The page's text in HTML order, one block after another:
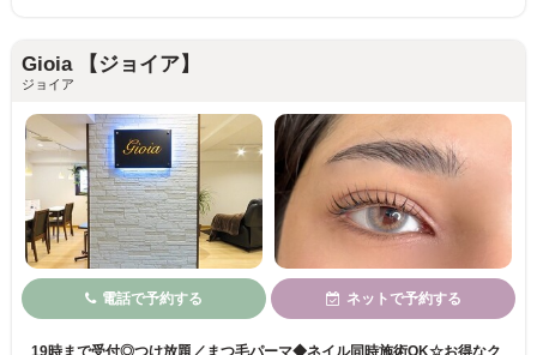
Gioia 【ジョイア】
ジョイア
電話で予約する ネットで予約する